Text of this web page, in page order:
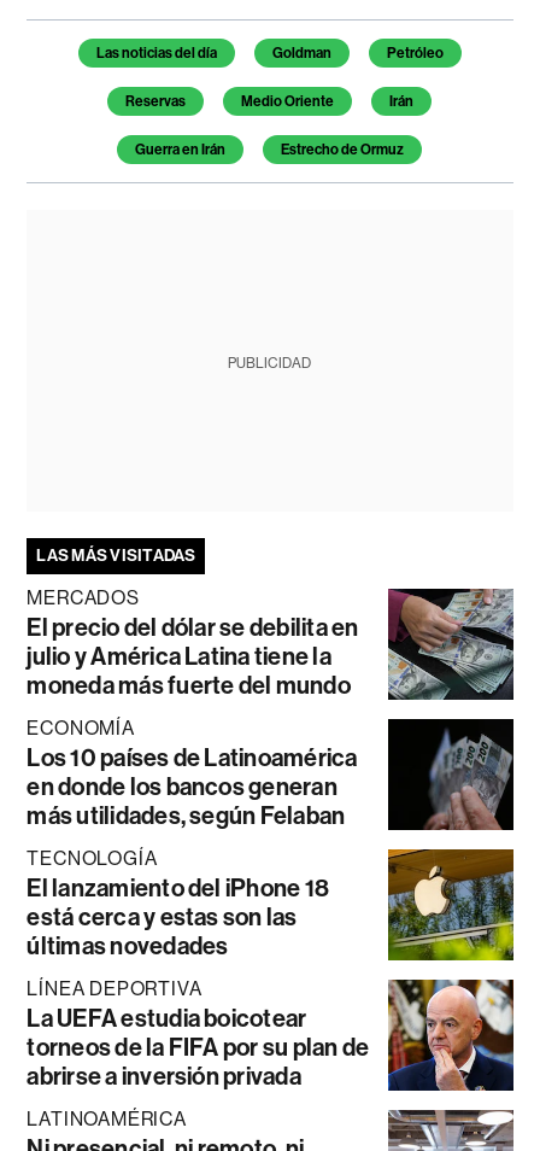
Temas de este artículo
Las noticias del día Goldman Petróleo
Reservas Medio Oriente Irán
Guerra en Irán Estrecho de Ormuz
PUBLICIDAD
LAS MÁS VISITADAS
MERCADOS
El precio del dólar se debilita en
julio y América Latina tiene la
moneda más fuerte del mundo
ECONOMÍA
Los 10 países de Latinoamérica
en donde los bancos generan
más utilidades, según Felaban
TECNOLOGÍA
El lanzamiento del iPhone 18
está cerca y estas son las
últimas novedades
LÍNEA DEPORTIVA
La UEFA estudia boicotear
torneos de la FIFA por su plan de
abrirse a inversión privada
LATINOAMÉRICA